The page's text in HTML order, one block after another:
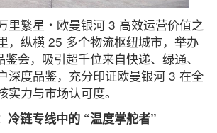
里繁星・欧曼银河 3 高效运营价值之
，纵横 25 多个物流枢纽城市，举办
会，吸引超千位来自快递、绿通、
深度品鉴，充分印证欧曼银河 3 在全
力与市场认可度。
冷链专线中的 “温度掌舵者”